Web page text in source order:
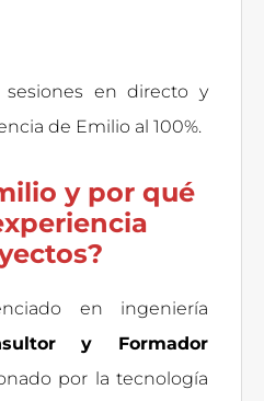
en directo y
de Emilio al 100%.
y por qué
en ingeniería
y Formador
por la tecnología